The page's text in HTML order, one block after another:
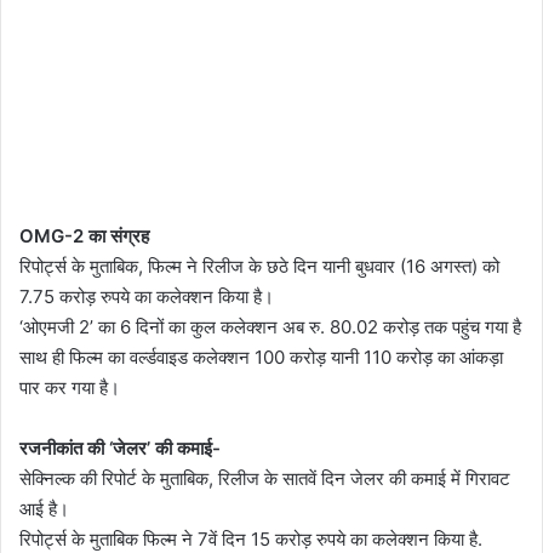
OMG-2 का संग्रह
रिपोर्ट्स के मुताबिक, फिल्म ने रिलीज के छठे दिन यानी बुधवार (16 अगस्त) को
7.75 करोड़ रुपये का कलेक्शन किया है।
‘ओएमजी 2’ का 6 दिनों का कुल कलेक्शन अब रु. 80.02 करोड़ तक पहुंच गया है
साथ ही फिल्म का वर्ल्डवाइड कलेक्शन 100 करोड़ यानी 110 करोड़ का आंकड़ा
पार कर गया है।
रजनीकांत की ‘जेलर’ की कमाई-
सेक्निल्क की रिपोर्ट के मुताबिक, रिलीज के सातवें दिन जेलर की कमाई में गिरावट
आई है।
रिपोर्ट्स के मुताबिक फिल्म ने 7वें दिन 15 करोड़ रुपये का कलेक्शन किया है.